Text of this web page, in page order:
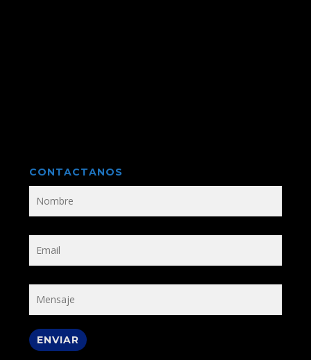
CONTACTANOS